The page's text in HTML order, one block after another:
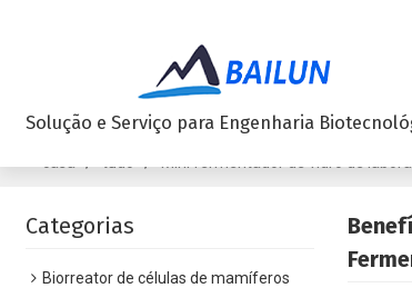
Solução e Serviço para Engenharia
/ /
Categorias
Biorreator de células de mamíferos